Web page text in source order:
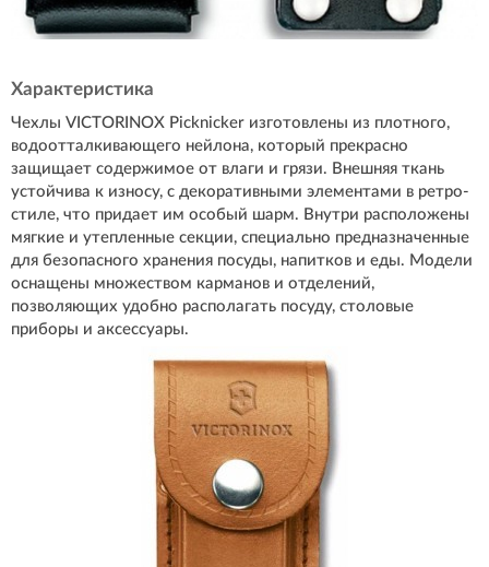
Характеристика
Чехлы VICTORINOX Picknicker изготовлены из плотного,
водоотталкивающего нейлона, который прекрасно
защищает содержимое от влаги и грязи. Внешняя ткань
устойчива к износу, с декоративными элементами в ретро-
стиле, что придает им особый шарм. Внутри расположены
мягкие и утепленные секции, специально предназначенные
для безопасного хранения посуды, напитков и еды. Модели
оснащены множеством карманов и отделений,
позволяющих удобно располагать посуду, столовые
приборы и аксессуары.